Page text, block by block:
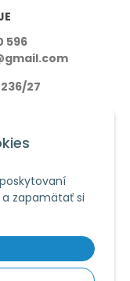
a zapamätať si
596
27